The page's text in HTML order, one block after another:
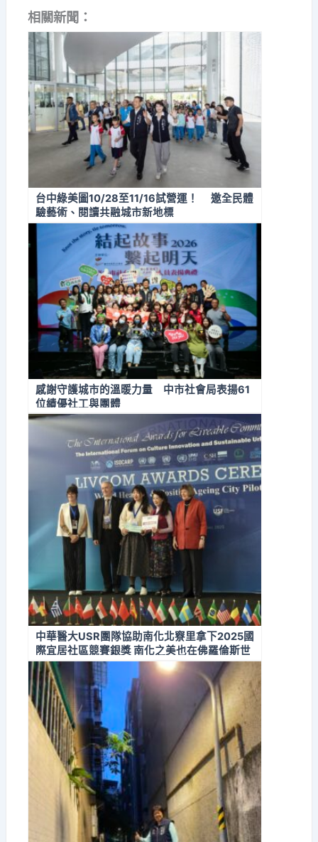
相關新聞：
台中綠美圖10/28至11/16試營運！ 邀全民體
驗藝術、閱讀共融城市新地標
感謝守護城市的溫暖力量 中市社會局表揚61
位績優社工與團體
中華醫大USR團隊協助南化北竂里拿下2025國
際宜居社區競賽銀獎 南化之美也在佛羅倫斯世
界博覽會國際藝術節獲得佳作